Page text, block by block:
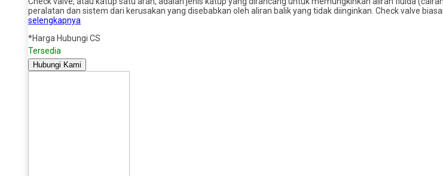
peralatan dan sistem dari kerusakan yang disebabkan oleh aliran balik yang tidak diinginkan. Check valve
selengkapnya
*Harga Hubungi CS
Tersedia
Hubungi Kami